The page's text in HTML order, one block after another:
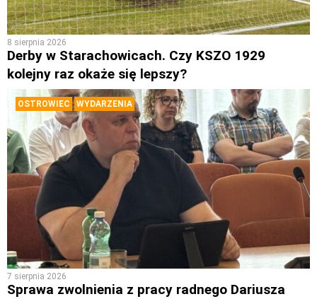
8 sierpnia 2026
Derby w Starachowicach. Czy KSZO 1929
kolejny raz okaże się lepszy?
OSTROWIEC WYDARZENIA
7 sierpnia 2026
Sprawa zwolnienia z pracy radnego Dariusza